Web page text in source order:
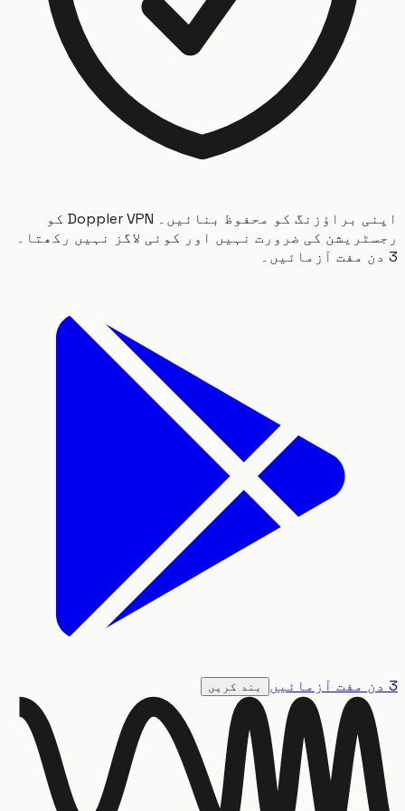
اپنی براؤزنگ کو محفوظ بنائیں۔ Doppler VPN کو
کی ضرورت نہیں اور کوئی لاگز نہیں رکھتا۔
بند کریں